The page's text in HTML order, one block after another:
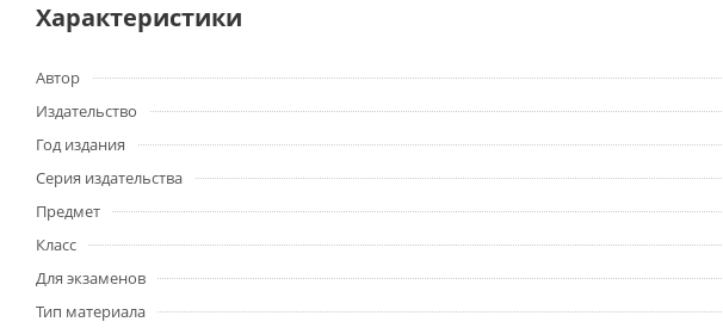
Характеристики
Автор
Издательство
Год издания
Серия издательства
Предмет
Класс
Для экзаменов
Тип материала